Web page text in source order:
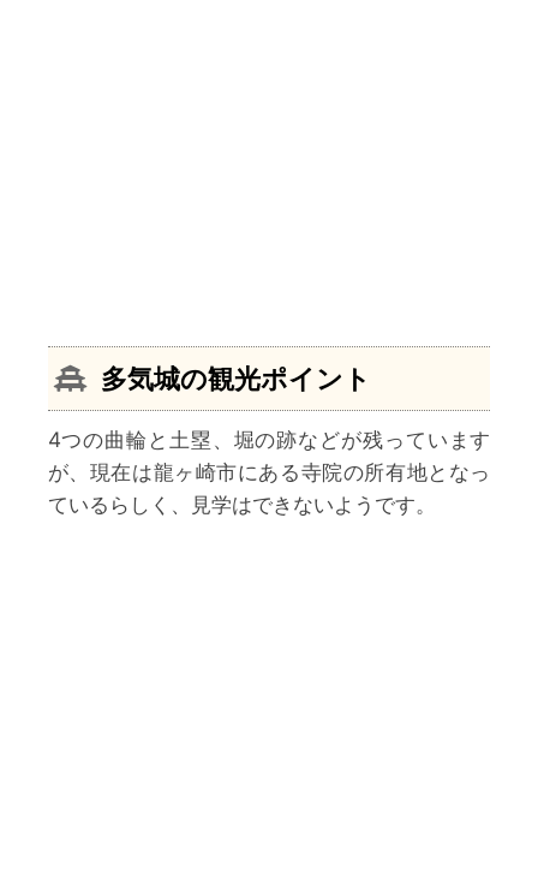
多気城の観光ポイント
4つの曲輪と土塁、堀の跡などが残っています
が、現在は龍ヶ崎市にある寺院の所有地となっ
ているらしく、見学はできないようです。